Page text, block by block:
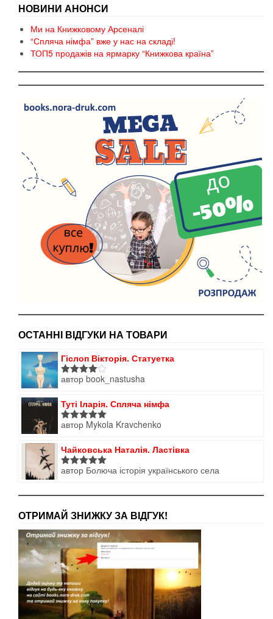
НОВИНИ АНОНСИ
Ми на Книжковому Арсеналі
“Спляча німфа” вже у нас на складі!
ТОП5 продажів на ярмарку “Книжкова країна”
ОСТАННІ ВІДГУКИ НА ТОВАРИ
Гіслоп Вікторія. Статуетка
Оцінено
автор book_nastusha
Туті Іларія. Спляча німфа
Оцінено в
автор Mykola Kravchenko
Чайковська Наталія. Ластівка
Оцінено в
автор Болюча історія українського села
ОТРИМАЙ ЗНИЖКУ ЗА ВІДГУК!